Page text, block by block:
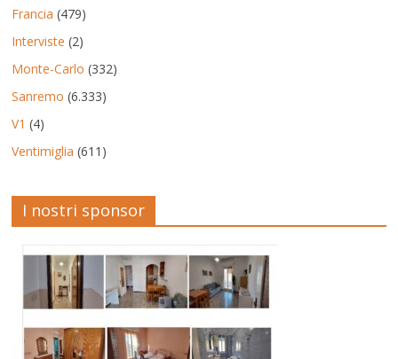
Francia (479)
Interviste (2)
Monte-Carlo (332)
Sanremo (6.333)
V1 (4)
Ventimiglia (611)
I nostri sponsor